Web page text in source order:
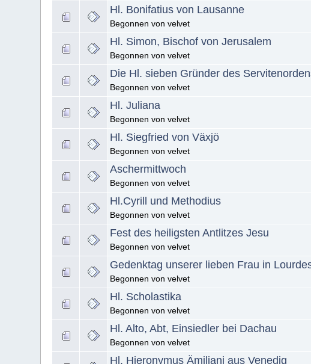
Hl. Bonifatius von Lausanne
Begonnen von velvet
Hl. Simon, Bischof von Jerusalem
Begonnen von velvet
Die Hl. sieben Gründer des
Begonnen von velvet
Hl. Juliana
Begonnen von velvet
Hl. Siegfried von Växjö
Begonnen von velvet
Aschermittwoch
Begonnen von velvet
Hl.Cyrill und Methodius
Begonnen von velvet
Fest des heiligsten Antlitzes Jesu
Begonnen von velvet
Gedenktag unserer lieben Frau in
Begonnen von velvet
Hl. Scholastika
Begonnen von velvet
Hl. Alto, Abt, Einsiedler bei Dachau
Begonnen von velvet
Hl. Hieronymus Ämiliani aus Venedig